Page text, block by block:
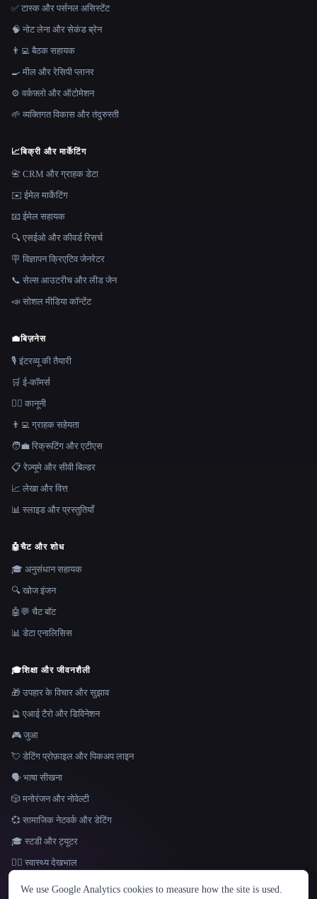
भाषा
English español Français Русский 简体中文
✅ टास्क और पर्सनल असिस्टेंट
🧠 नोट लेना और सेकंड ब्रेन
👨‍💻 बैठक सहायक
🍳 मील और रेसिपी प्लानर
⚙️ वर्कफ़्लो और ऑटोमेशन
🌱 व्यक्तिगत विकास और तंदुरुस्ती
📈बिक्री और मार्केटिंग
📇 CRM और ग्राहक डेटा
✉️ ईमेल मार्केटिंग
📧 ईमेल सहायक
🔍 एसईओ और कीवर्ड रिसर्च
🪧 विज्ञापन क्रिएटिव जेनरेटर
📞 सेल्स आउटरीच और लीड जेन
📣 सोशल मीडिया कॉन्टेंट
💼बिज़नेस
🎙️ इंटरव्यू की तैयारी
🛒 ई-कॉमर्स
👩‍⚖️ कानूनी
👨‍💻 ग्राहक सहेयता
🧑‍💼 रिक्रूटिंग और एटीएस
📋 रेज़्यूमे और सीवी बिल्डर
📈 लेखा और वित्त
📊 स्लाइड और प्रस्तुतियाँ
🤖चैट और शोध
🎓 अनुसंधान सहायक
🔍 खोज इंजन
🤖💬 चैट बॉट
📊 डेटा एनालिसिस
🎓शिक्षा और जीवनशैली
🎁 उपहार के विचार और सुझाव
🔮 एआई टैरो और डिविनेशन
🎮 जुआ
💘 डेटिंग प्रोफ़ाइल और पिकअप लाइन
🗣️ भाषा सीखना
🎲 मनोरंजन और नोवेल्टी
💞 सामाजिक नेटवर्क और डेटिंग
🎓 स्टडी और ट्यूटर
👩‍⚕️ स्वास्थ्य देखभाल
We use Google Analytics cookies to measure how the site is used.